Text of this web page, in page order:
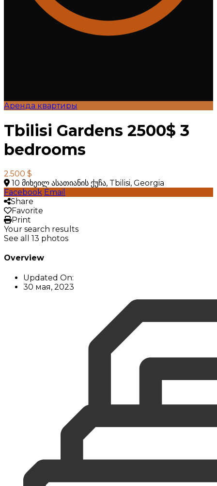
Аренда квартиры
Tbilisi Gardens 2500$ 3
bedrooms
2.500 $
10 მიხეილ ასათიანის ქუჩა, Tbilisi, Georgia
Facebook Email
Share
Favorite
Print
Your search results
See all 13 photos
Overview
Updated On:
30 мая, 2023